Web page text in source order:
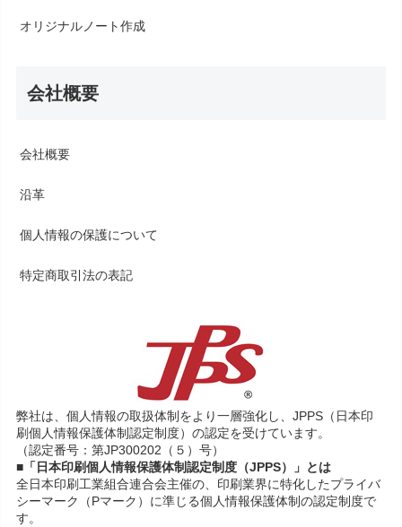
オリジナルノート作成
会社概要
会社概要
沿革
個人情報の保護について
特定商取引法の表記
弊社は、個人情報の取扱体制をより一層強化し、JPPS（日本印
刷個人情報保護体制認定制度）の認定を受けています。
（認定番号：第JP300202（５）号）
■「日本印刷個人情報保護体制認定制度（JPPS）」とは
全日本印刷工業組合連合会主催の、印刷業界に特化したプライバ
シーマーク（Pマーク）に準じる個人情報保護体制の認定制度で
す。